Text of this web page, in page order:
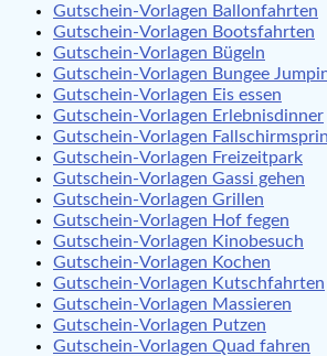
Gutschein-Vorlagen Ballonfahrten
Gutschein-Vorlagen Bootsfahrten
Gutschein-Vorlagen Bügeln
Gutschein-Vorlagen Bungee
Gutschein-Vorlagen Eis essen
Gutschein-Vorlagen Erlebnisdinner
Gutschein-Vorlagen
Gutschein-Vorlagen Freizeitpark
Gutschein-Vorlagen Gassi gehen
Gutschein-Vorlagen Grillen
Gutschein-Vorlagen Hof fegen
Gutschein-Vorlagen Kinobesuch
Gutschein-Vorlagen Kochen
Gutschein-Vorlagen Kutschfahrten
Gutschein-Vorlagen Massieren
Gutschein-Vorlagen Putzen
Gutschein-Vorlagen Quad fahren